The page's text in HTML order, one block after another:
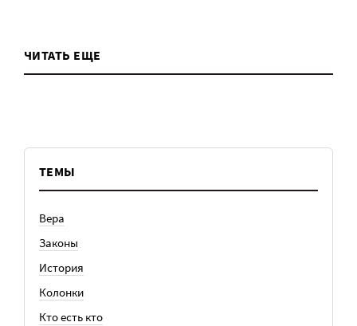
ЧИТАТЬ ЕЩЕ
ТЕМЫ
Вера
Законы
История
Колонки
Кто есть кто